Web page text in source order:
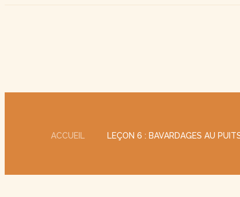
ACCUEIL LEÇON 6 : BAVARDAGES AU